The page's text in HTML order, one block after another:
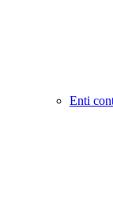
Enti